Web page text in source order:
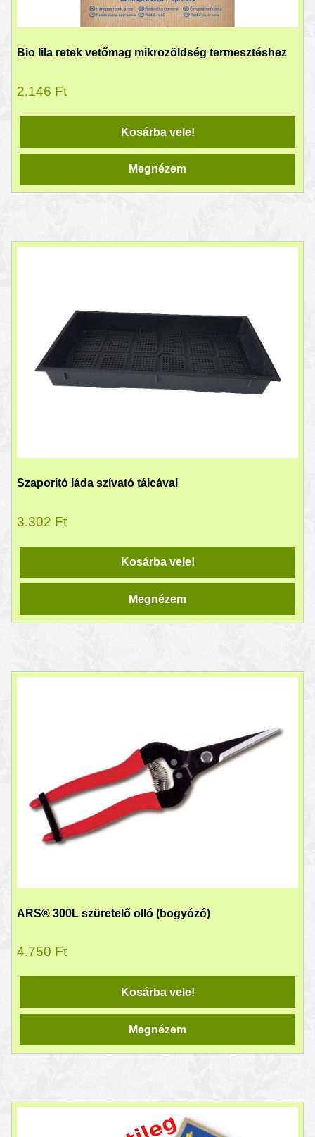
Bio lila retek vetőmag mikrozöldség termesztéshez
2.146 Ft
Kosárba vele!
Megnézem
Szaporító láda szívató tálcával
3.302 Ft
Kosárba vele!
Megnézem
ARS® 300L szüretelő olló (bogyózó)
4.750 Ft
Kosárba vele!
Megnézem